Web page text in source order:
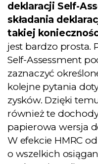
deklaracji Self-
składania
takiej
jest bardzo prosta.
Self-Assessment
zaznaczyć
kolejne pytania
zysków. Dzięki
również te
papierowa wersja
W efekcie HMRC
o wszelkich